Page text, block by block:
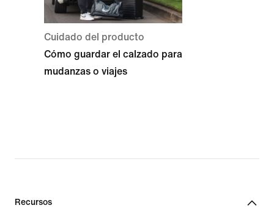
Cuidado del producto
Cómo guardar el calzado para
mudanzas o viajes
Recursos